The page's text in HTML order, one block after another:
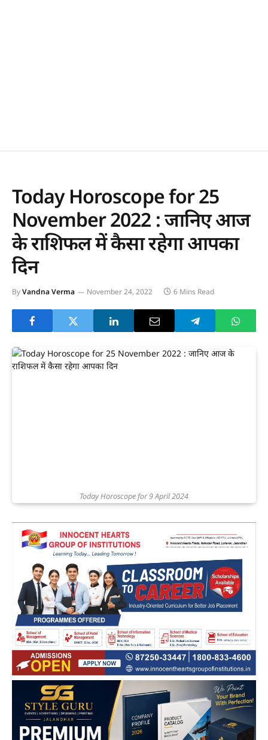
Today Horoscope for 25
November 2022 : जानिए आज
के राशिफल में कैसा रहेगा आपका
दिन
ByVandna Verma November 24, 2022 6 Mins Read
Today Horoscope for 9 April 2024